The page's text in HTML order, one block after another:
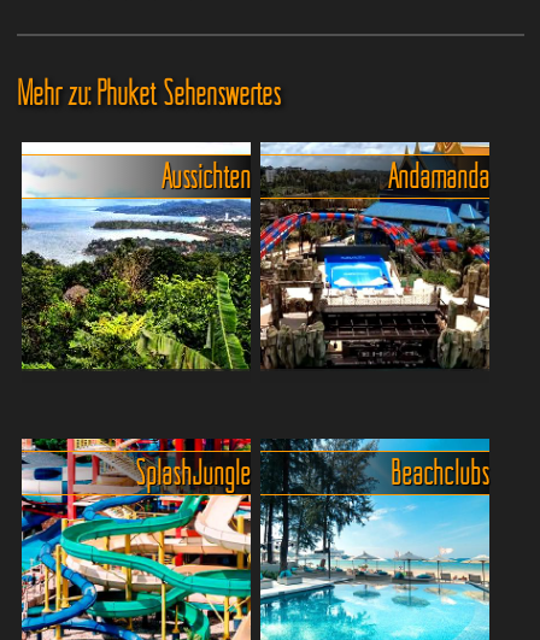
Mehr zu: Phuket Sehenswertes
Insel Phuket
Entdecke Phuket aus der
Vogelperspektive! Genieße
die spektakulären
Panoramen über die
türkisfarbenen Gewässer
und grünen Hügel, die diese
Aussichten
Erlebe unvergesslichen
Wasserspaß im Andamanda
Water Park in Phuket, dem
größten Wasserpark
Thailands. Mit
spektakulären Attraktionen
wie dem Pearl Pa...
Andamanda
Splash Jungle Beachclubs